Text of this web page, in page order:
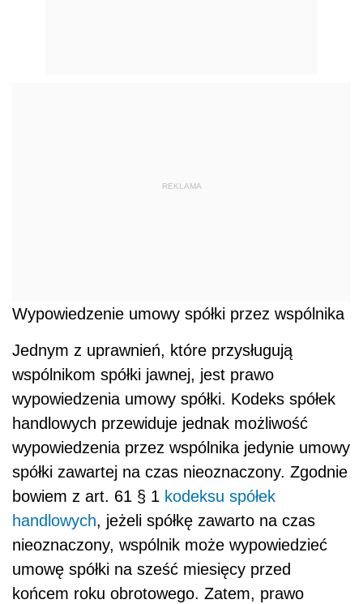
REKLAMA
Wypowiedzenie umowy spółki przez wspólnika
Jednym z uprawnień, które przysługują
wspólnikom spółki jawnej, jest prawo
wypowiedzenia umowy spółki. Kodeks spółek
handlowych przewiduje jednak możliwość
wypowiedzenia przez wspólnika jedynie umowy
spółki zawartej na czas nieoznaczony. Zgodnie
bowiem z art. 61 § 1 kodeksu spółek
handlowych, jeżeli spółkę zawarto na czas
nieoznaczony, wspólnik może wypowiedzieć
umowę spółki na sześć miesięcy przed
końcem roku obrotowego. Zatem, prawo